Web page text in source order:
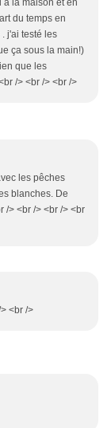
à la maison et en
du temps en
j'ai testé les
ça sous la main!)
que les
/> <br /> <br />
les pêches
blanches. De
/> <br /> <br /> <br
<br />